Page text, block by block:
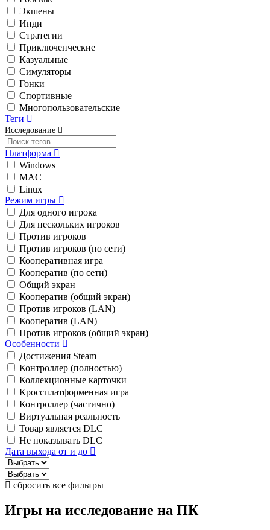
Экшены
Инди
Стратегии
Приключенческие
Казуальные
Симуляторы
Гонки
Спортивные
Многопользовательские
Теги
Исследование
Платформа
Windows
MAC
Linux
Режим игры
Для одного игрока
Для нескольких игроков
Против игроков
Против игроков (по сети)
Кооперативная игра
Кооператив (по сети)
Общий экран
Кооператив (общий экран)
Против игроков (LAN)
Кооператив (LAN)
Против игроков (общий экран)
Особенности
Достижения Steam
Контроллер (полностью)
Коллекционные карточки
Кроссплатформенная игра
Контроллер (частично)
Виртуальная реальность
Товар является DLC
Не показывать DLC
Дата выхода от и до
сбросить все фильтры
Игры на исследование на ПК